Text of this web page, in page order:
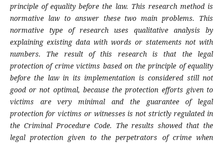
principle of equality before the law. This research method is
normative law to answer these two main problems. This
normative type of research uses qualitative analysis by
explaining existing data with words or statements not with
numbers. The result of this research is that the legal
protection of crime victims based on the principle of equality
before the law in its implementation is considered still not
good or not optimal, because the protection efforts given to
victims are very minimal and the guarantee of legal
protection for victims or witnesses is not strictly regulated in
the Criminal Procedure Code. The results showed that the
legal protection given to the perpetrators of crime when